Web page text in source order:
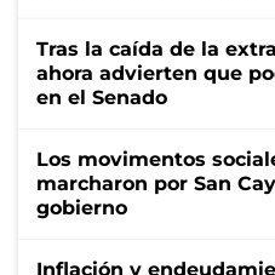
Tras la caída de la
ahora advierten que
en el Senado
Los movimentos
marcharon por San
gobierno
Inflación y